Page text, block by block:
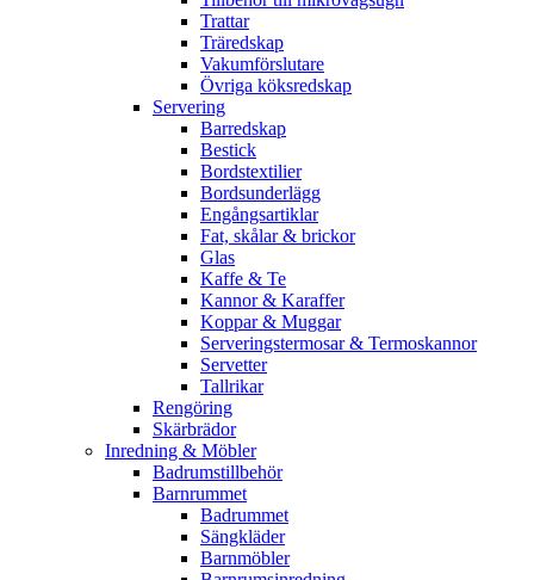
Trattar
Träredskap
Vakumförslutare
Övriga köksredskap
Servering
Barredskap
Bestick
Bordstextilier
Bordsunderlägg
Engångsartiklar
Fat, skålar & brickor
Glas
Kaffe & Te
Kannor & Karaffer
Koppar & Muggar
Serveringstermosar & Termoskannor
Servetter
Tallrikar
Rengöring
Skärbrädor
Inredning & Möbler
Badrumstillbehör
Barnrummet
Badrummet
Sängkläder
Barnmöbler